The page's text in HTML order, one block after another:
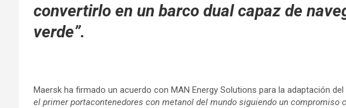
convertirlo en un barco dual capaz de
verde”.
Maersk ha firmado un acuerdo con MAN Energy Solutions para la adaptación del
el primer portacontenedores con metanol del mundo siguiendo un compromiso